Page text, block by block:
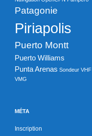
Patagonie
Piriapolis
Puerto Montt
Puerto Williams
Punta Arenas Sondeur VHF
VMG
MÉTA
Inscription